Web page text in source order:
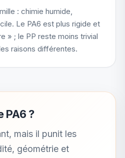
: chimie humide,
Le PA6 est plus rigide et
» ; le PP reste moins trivial
raisons différentes.
PA6 ?
mais il punit les
géométrie et